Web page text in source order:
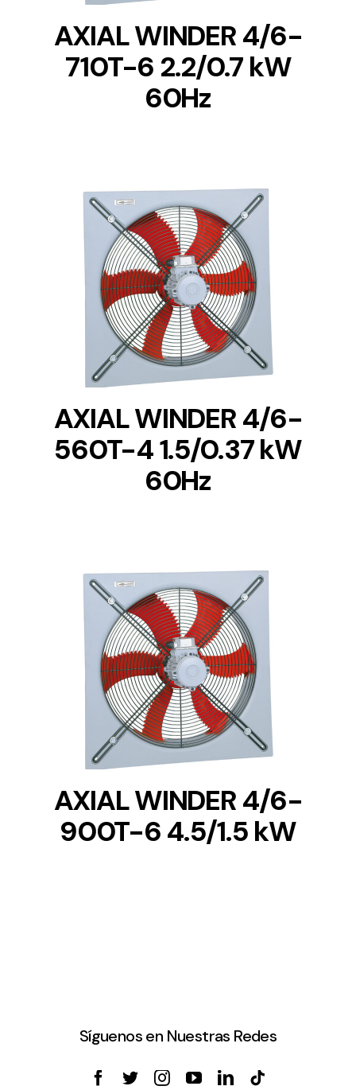
AXIAL WINDER 4/6-
710T-6 2.2/0.7 kW
60Hz
DETAILS
AXIAL WINDER 4/6-
560T-4 1.5/0.37 kW
60Hz
DETAILS
AXIAL WINDER 4/6-
900T-6 4.5/1.5 kW
Síguenos en Nuestras Redes